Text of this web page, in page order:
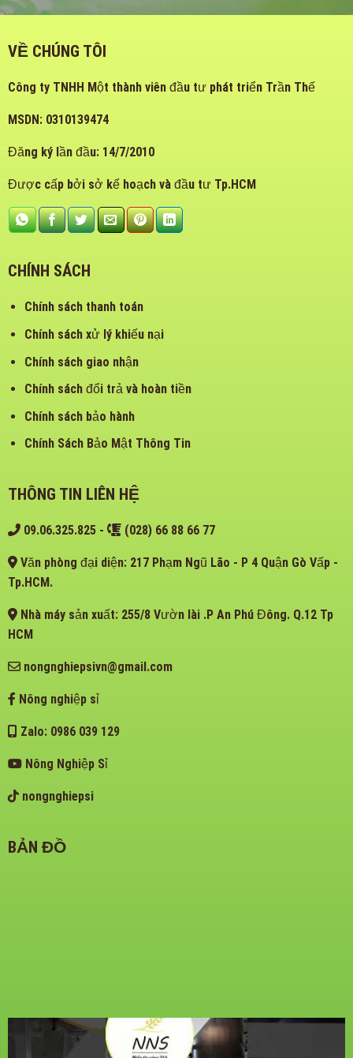
VỀ CHÚNG TÔI
Công ty TNHH Một thành viên đầu tư phát triển Trần Thế
MSDN: 0310139474
Đăng ký lần đầu: 14/7/2010
Được cấp bởi sở kế hoạch và đầu tư Tp.HCM
CHÍNH SÁCH
Chính sách thanh toán
Chính sách xử lý khiếu nại
Chính sách giao nhận
Chính sách đổi trả và hoàn tiền
Chính sách bảo hành
Chính Sách Bảo Mật Thông Tin
THÔNG TIN LIÊN HỆ
09.06.325.825- (028) 66 88 66 77
Văn phòng đại diện: 217 Phạm Ngũ Lão - P 4 Quận Gò Vấp -
Tp.HCM.
Nhà máy sản xuất: 255/8 Vườn lài .P An Phú Đông. Q.12 Tp
HCM
nongnghiepsivn@gmail.com
Nông nghiệp sỉ
Zalo: 0986 039 129
Nông Nghiệp Sỉ
nongnghiepsi
BẢN ĐỒ